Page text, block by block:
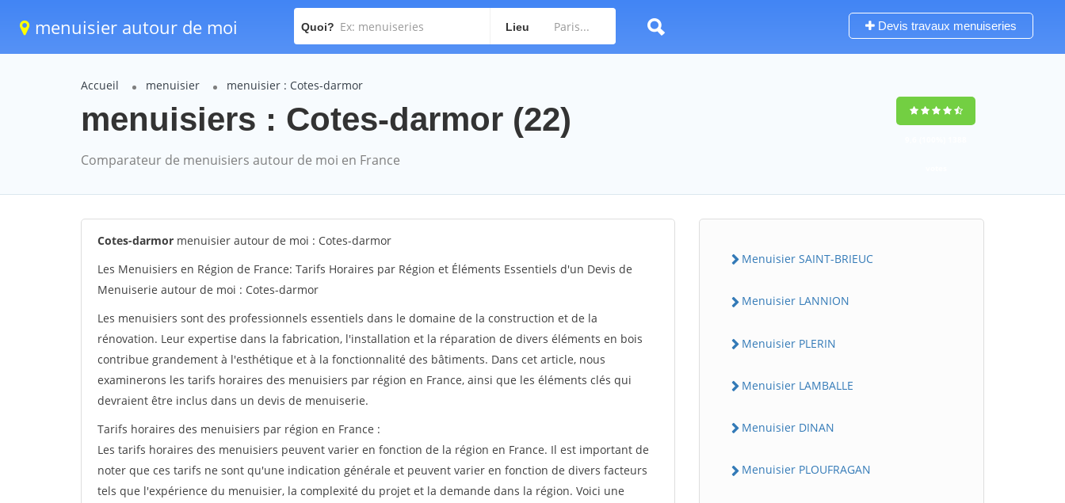
menuisier autour de moi Quoi? Lieu Devis travaux menuiseries
Accueil menuisier menuisier : Cotes-darmor
menuisiers : Cotes-darmor (22)
Comparateur de menuisiers autour de moi en France
Cotes-darmor menuisier autour de moi : Cotes-darmor
Les Menuisiers en Région de France: Tarifs Horaires par Région et Éléments Essentiels d'un Devis de
Menuiserie autour de moi : Cotes-darmor
Les menuisiers sont des professionnels essentiels dans le domaine de la construction et de la
rénovation. Leur expertise dans la fabrication, l'installation et la réparation de divers éléments en bois
contribue grandement à l'esthétique et à la fonctionnalité des bâtiments. Dans cet article, nous
examinerons les tarifs horaires des menuisiers par région en France, ainsi que les éléments clés qui
devraient être inclus dans un devis de menuiserie.
Tarifs horaires des menuisiers par région en France :
Les tarifs horaires des menuisiers peuvent varier en fonction de la région en France. Il est important de
noter que ces tarifs ne sont qu'une indication générale et peuvent varier en fonction de divers facteurs
tels que l'expérience du menuisier, la complexité du projet et la demande dans la région. Voici une
Menuisier SAINT-BRIEUC
Menuisier LANNION
Menuisier PLERIN
Menuisier LAMBALLE
Menuisier DINAN
Menuisier PLOUFRAGAN